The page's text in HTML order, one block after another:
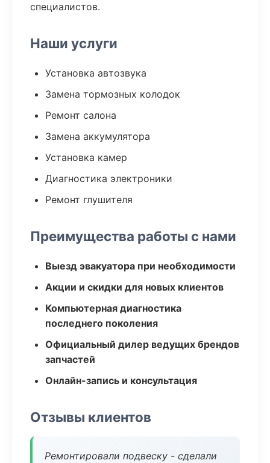
специалистов.
Наши услуги
Установка автозвука
Замена тормозных колодок
Ремонт салона
Замена аккумулятора
Установка камер
Диагностика электроники
Ремонт глушителя
Преимущества работы с нами
Выезд эвакуатора при необходимости
Акции и скидки для новых клиентов
Компьютерная диагностика
последнего поколения
Официальный дилер ведущих брендов
запчастей
Онлайн-запись и консультация
Отзывы клиентов
Ремонтировали подвеску - сделали